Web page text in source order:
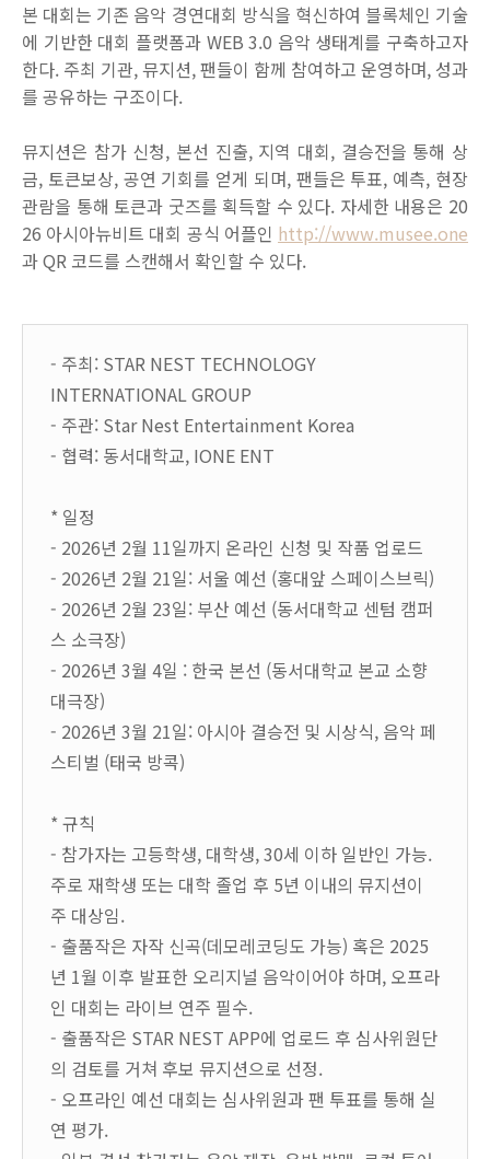
본 대회는 기존 음악 경연대회 방식을 혁신하여 블록체인 기술
에 기반한 대회 플랫폼과 WEB 3.0 음악 생태계를 구축하고자
한다. 주최 기관,뮤지션,팬들이 함께 참여하고 운영하며, 성과
를 공유하는 구조이다.
뮤지션은 참가 신청, 본선 진출, 지역 대회, 결승전을 통해 상
금, 토큰보상, 공연 기회를 얻게 되며, 팬들은 투표, 예측, 현장
관람을 통해 토큰과 굿즈를 획득할 수 있다. 자세한 내용은 20
26 아시아뉴비트 대회 공식 어플인 http://www.musee.one
과QR 코드를 스캔해서 확인할 수 있다.
- 주최: STAR NEST TECHNOLOGY
INTERNATIONAL GROUP
- 주관: Star Nest Entertainment Korea
- 협력: 동서대학교, IONE ENT
* 일정
- 2026년 2월 11일까지 온라인 신청 및 작품 업로드
- 2026년 2월 21일: 서울 예선 (홍대앞 스페이스브릭)
- 2026년 2월 23일: 부산 예선 (동서대학교 센텀 캠퍼
스 소극장)
- 2026년 3월 4일 : 한국 본선 (동서대학교 본교 소향
대극장)
- 2026년 3월 21일: 아시아 결승전 및 시상식, 음악 페
스티벌 (태국 방콕)
*규칙
- 참가자는 고등학생, 대학생, 30세 이하 일반인 가능.
주로 재학생 또는 대학 졸업 후 5년 이내의 뮤지션이
주 대상임.
- 출품작은 자작 신곡(데모레코딩도 가능) 혹은 2025
년 1월 이후 발표한 오리지널 음악이어야 하며, 오프라
인 대회는 라이브 연주 필수.
- 출품작은 STAR NEST APP에 업로드 후 심사위원단
의 검토를 거쳐 후보 뮤지션으로 선정.
- 오프라인 예선 대회는 심사위원과 팬 투표를 통해 실
연 평가.